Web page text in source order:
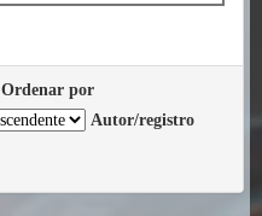
Ordenar por
Autor/registro